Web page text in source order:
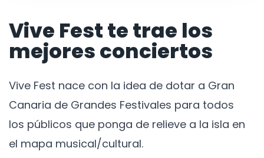
Vive Fest te trae los
mejores conciertos
Vive Fest nace con la idea de dotar a Gran
Canaria de Grandes Festivales para todos
los públicos que ponga de relieve a la isla en
el mapa musical/cultural.